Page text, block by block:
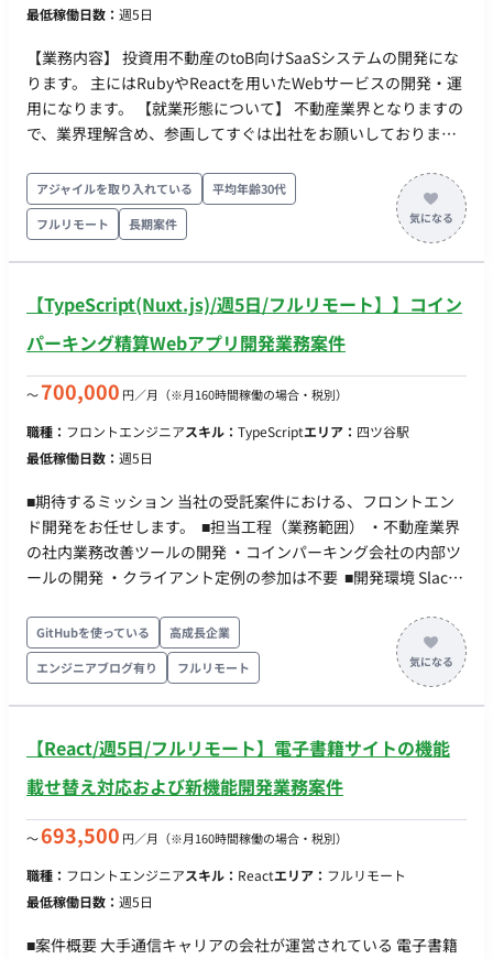
ベント駆動型アーキテクチャ、データリネージ・カタログの実
CI/CD運用経験 【その他】 ・勤務形態：原則リモート（必要に
応じて出社可能性有） ・チーム構成：データエンジニア中心に
10名規模へ拡大予定 ・補足事項：高度な規制環境下でのデータ
基盤立ち上げフェーズ
最低稼働日数： 週5日
【業務内容】 投資用不動産のtoB向けSaaSシステムの開発にな
ります。 主にはRubyやReactを用いたWebサービスの開発・運
用になります。 【就業形態について】 不動産業界となりますの
で、業界理解含め、参画してすぐは出社をお願いしておりま
を身につけることが可能です。 ◆補足◆ 上場企業の安定した経
営基盤があり、少数精鋭の組織であるため、スピード感のある
対応が可能。 自社のみのテクノロジー活用だけでなく、 不動産
業界のDX化を進めるサービスを提供しているため、業界全体に
の方と社員の方の垣根がない環境です。 業務委託の方がPMを担
当していたり、意見も通りやすい環境となっております。 基本
い方はお断りいたします。 ◆主な開発環境・ツール◆ ・言語
TypeScript ・DB：MySQL ・コミュニケーションツール：Slack
・プロジェクト管理ツール：BackLog ・クラウド：AWS・
談 ・出社 ： フルリモート可能 ※参画初日から1週間ほど出社の
可能性あり、フルリモート前提ですが関東圏内の方のみ対象 ・
場所 ： 外苑前 ・期間 ： 長期予定 ・時間 ： 9:00～18:00 ・服装
： オフィスカジュアル ・貸与 ： PC貸与あり（Windows・
Mac） ※リモート時は自身のPC利用可能
アジャイルを取り入れている
平均年齢30代
フルリモート
長期案件
【TypeScript(Nuxt.js)/週5日/フルリモート】】コイン
パーキング精算Webアプリ開発業務案件
〜700,000 円／月 （※月160時間稼働の場合・税別）
職種： フロントエンジニアスキル： TypeScriptエリア： 四ツ谷駅
最低稼働日数： 週5日
■期待するミッション 当社の受託案件における、フロントエン
ド開発をお任せします。 ■担当工程（業務範囲） ・不動産業界
の社内業務改善ツールの開発 ・コインパーキング会社の内部ツ
ールの開発 ・クライアント定例の参加は不要 ■開発環境 Slack
クター（2名） バックエンド（2名） フロントエンド（1名）★
★・・・今回の募集ポジション ■働き方 ・フルリモート稼働で
ございます。
GitHubを使っている
高成長企業
エンジニアブログ有り
フルリモート
【React/週5日/フルリモート】電子書籍サイトの機能
載せ替え対応および新機能開発業務案件
〜693,500 円／月 （※月160時間稼働の場合・税別）
職種： フロントエンジニアスキル： Reactエリア： フルリモート
最低稼働日数： 週5日
■案件概要 大手通信キャリアの会社が運営されている 電子書籍